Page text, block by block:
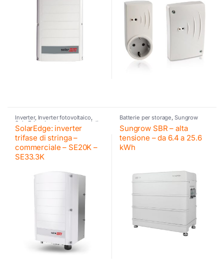
Inverter, Inverter fotovoltaico,
SolarEdge Inverter commerciali
SE
SolarEdge: inverter
trifase di stringa –
commerciale – SE20K –
SE33.3K
Batterie per storage, Sungrow
Sungrow SBR – alta
tensione – da 6.4 a 25.6
kWh